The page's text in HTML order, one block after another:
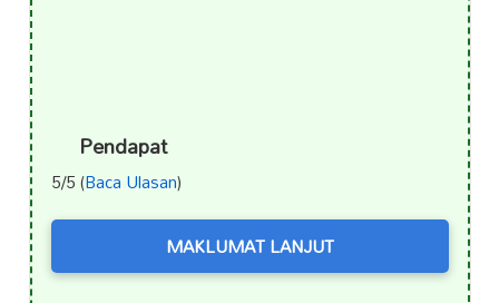
Pendapat
5/5 (Baca Ulasan)
MAKLUMAT LANJUT